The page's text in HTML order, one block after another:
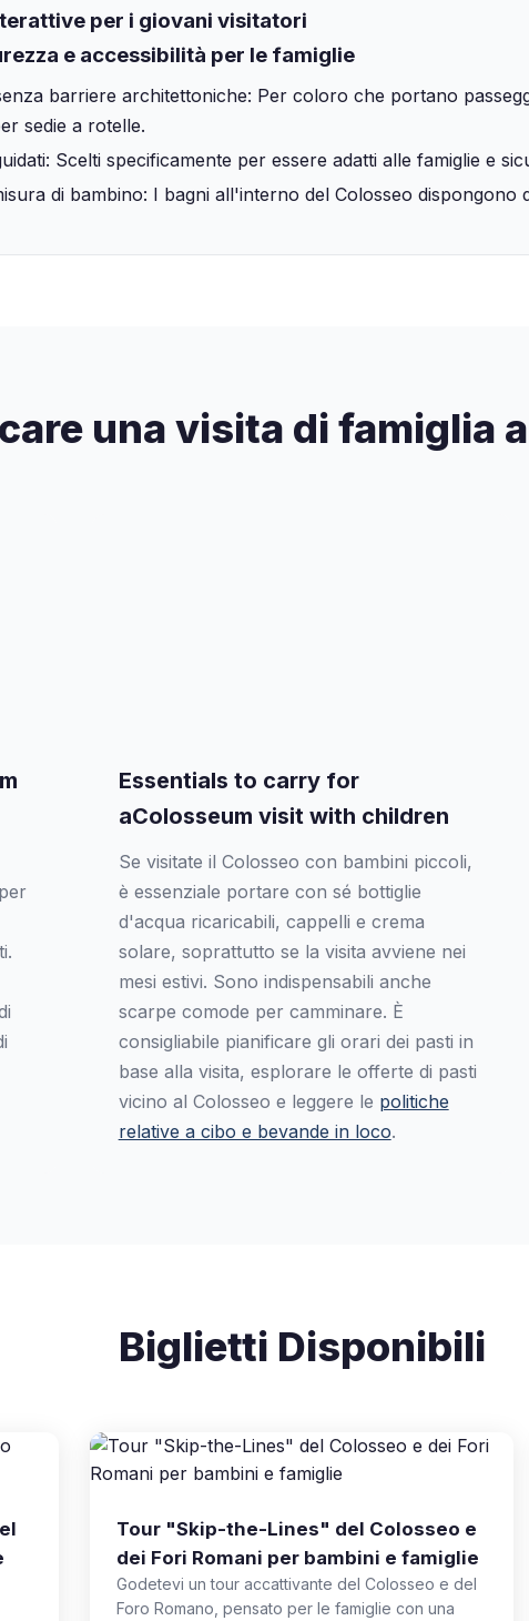
per i giovani visitatori
e accessibilità per le famiglie
barriere architettoniche: Per coloro che portano
sedie a rotelle.
Scelti specificamente per essere adatti alle famiglie e
di bambino: I bagni all'interno del Colosseo dispongono
una visita di famiglia
Essentials to carry for
aColosseum visit with children
Se visitate il Colosseo con bambini piccoli,
è essenziale portare con sé bottiglie
d'acqua ricaricabili, cappelli e crema
solare, soprattutto se la visita avviene nei
mesi estivi. Sono indispensabili anche
scarpe comode per camminare. È
consigliabile pianificare gli orari dei pasti in
base alla visita, esplorare le offerte di pasti
vicino al Colosseo e leggere le politiche
relative a cibo e bevande in loco.
Biglietti Disponibili
Tour "Skip-the-Lines" del Colosseo e
dei Fori Romani per bambini e famiglie
Godetevi un tour accattivante del Colosseo e del
Foro Romano, pensato per le famiglie con una